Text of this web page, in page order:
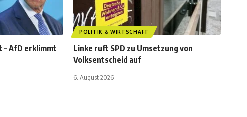
AfD erklimmt
POLITIK & WIRTSCHAFT
Linke ruft SPD zu Umsetzung von
Volksentscheid auf
6. August 2026